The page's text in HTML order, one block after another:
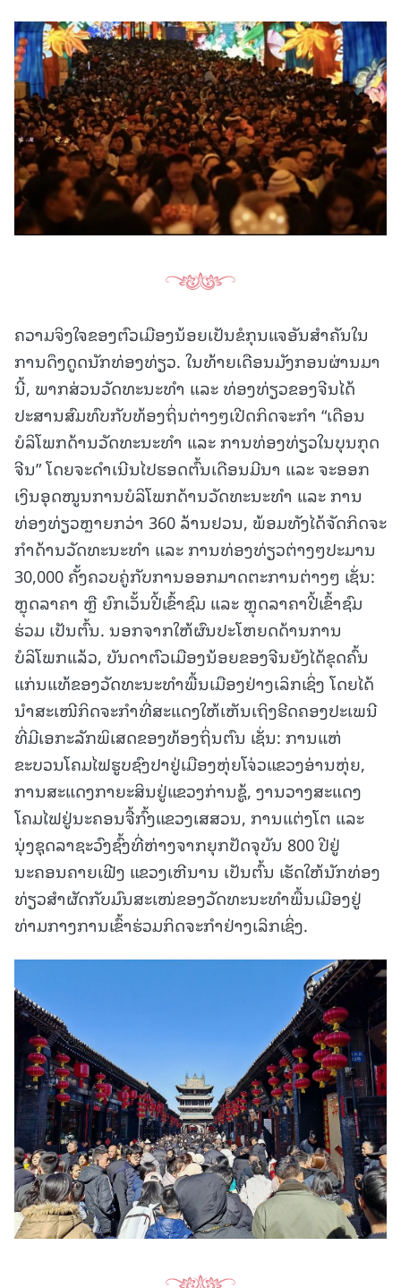
ຄວາມຈິງໃຈຂອງຕົວເມືອງນ້ອຍເປັນຂໍກຸນແຈອັນສໍາຄັນໃນ
ການດຶງດູດນັກທ່ອງທ່ຽວ. ໃນທ້າຍເດືອນມັງກອນຜ່ານມາ
ນີ້, ພາກສ່ວນວັດທະນະທໍາ ແລະ ທ່ອງທ່ຽວຂອງຈີນໄດ້
ປະສານສົມທົບກັບທ້ອງຖິ່ນຕ່າງໆເປີດກິດຈະກໍາ “ເດືອນ
ບໍລິໂພກດ້ານວັດທະນະທໍາ ແລະ ການທ່ອງທ່ຽວໃນບຸນກຸດ
ຈີນ” ໂດຍຈະດໍາເນີນໄປຮອດຕົ້ນເດືອນມີນາ ແລະ ຈະອອກ
ເງິນອຸດໜູນການບໍລິໂພກດ້ານວັດທະນະທໍາ ແລະ ການ
ທ່ອງທ່ຽວຫຼາຍກວ່າ 360 ລ້ານຢວນ, ພ້ອມທັງໄດ້ຈັດກິດຈະ
ກໍາດ້ານວັດທະນະທໍາ ແລະ ການທ່ອງທ່ຽວຕ່າງໆປະມານ
30,000 ຄັ້ງຄວບຄູ່ກັບການອອກມາດຕະການຕ່າງໆ ເຊັ່ນ:
ຫຼຸດລາຄາ ຫຼື ຍົກເວັ້ນປີ້ເຂົ້າຊົມ ແລະ ຫຼຸດລາຄາປີ້ເຂົ້າຊົມ
ຮ່ວມ ເປັນຕົ້ນ. ນອກຈາກໃຫ້ຜົນປະໂຫຍດດ້ານການ
ບໍລິໂພກແລ້ວ, ບັນດາຕົວເມືອງນ້ອຍຂອງຈີນຍັງໄດ້ຂຸດຄົ້ນ
ແກ່ນແທ້ຂອງວັດທະນະທໍາພື້ນເມືອງຢ່າງເລິກເຊິ່ງ ໂດຍໄດ້
ນໍາສະເໜີກິດຈະກໍາທີ່ສະແດງໃຫ້ເຫັນເຖິງຮີດຄອງປະເພນີ
ທີ່ມີເອກະລັກພິເສດຂອງທ້ອງຖິ່ນຕົນ ເຊັ່ນ: ການແຫ່
ຂະບວນໂຄມໄຟຮູບຊົງປາຢູ່ເມືອງຫຸ່ຍໂຈ່ວແຂວງອ່ານຫຸ່ຍ,
ການສະແດງກາຍະສິນຢູ່ແຂວງກ່ານຊູ້, ງານວາງສະແດງ
ໂຄມໄຟຢູ່ນະຄອນຈື້ກົ້ງແຂວງເສສວນ, ການແຕ່ງໂຕ ແລະ
ນຸ່ງຊຸດລາຊະວົງຊົ້ງທີ່ຫ່າງຈາກຍຸກປັດຈຸບັນ 800 ປີຢູ່
ນະຄອນຄາຍເຟີງ ແຂວງເຫີນານ ເປັນຕົ້ນ ເຮັດໃຫ້ນັກທ່ອງ
ທ່ຽວສໍາຜັດກັບມົນສະເໜ່ຂອງວັດທະນະທໍາພື້ນເມືອງຢູ່
ທ່າມກາງການເຂົ້າຮ່ວມກິດຈະກໍາຢ່າງເລິກເຊິ່ງ.